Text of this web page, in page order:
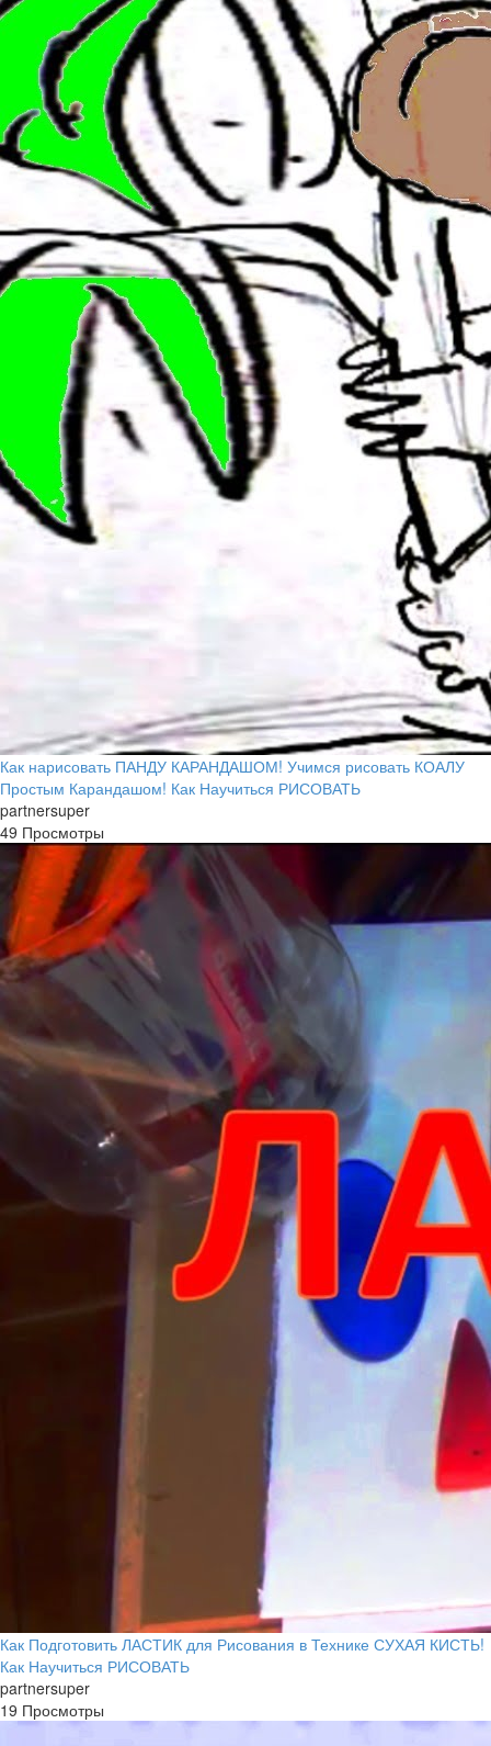
Как нарисовать ПАНДУ КАРАНДАШОМ! Учимся рисовать КОАЛУ
Простым Карандашом! Как Научиться РИСОВАТЬ
partnersuper
49 Просмотры
Как Подготовить ЛАСТИК для Рисования в Технике СУХАЯ КИСТЬ!
Как Научиться РИСОВАТЬ
partnersuper
19 Просмотры